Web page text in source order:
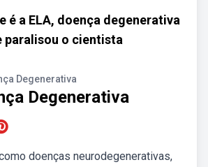
é a ELA, doença degenerativa
paralisou o cientista
Degenerativa
Degenerativa
doenças neurodegenerativas,